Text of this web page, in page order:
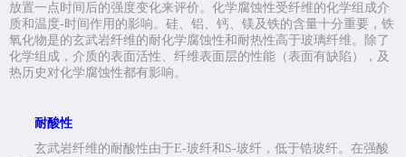
放置一点时间后的强度变化来评价。化学腐蚀性受纤维的化学组成介
质和温度-时间作用的影响。硅、铝、钙、镁及铁的含量十分重要，铁
氧化物是的玄武岩纤维的耐化学腐蚀性和耐热性高于玻璃纤维。除了
化学组成，介质的表面活性、纤维表面层的性能（表面有缺陷），及
热历史对化学腐蚀性都有影响。
耐酸性
玄武岩纤维的耐酸性由于E-玻纤和 S-玻纤，低于锆玻纤。在强酸